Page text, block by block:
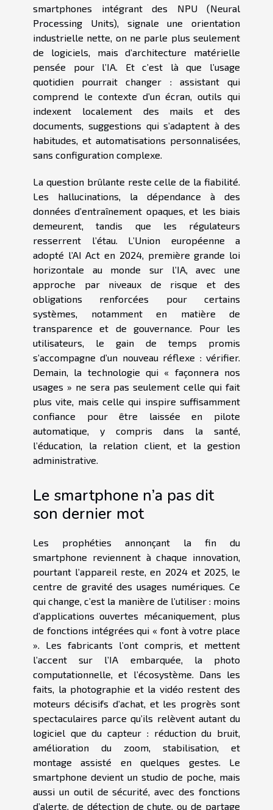
smartphones intégrant des NPU (Neural
Processing Units), signale une orientation
industrielle nette, on ne parle plus seulement
de logiciels, mais d’architecture matérielle
pensée pour l’IA. Et c’est là que l’usage
quotidien pourrait changer : assistant qui
comprend le contexte d’un écran, outils qui
indexent localement des mails et des
documents, suggestions qui s’adaptent à des
habitudes, et automatisations personnalisées,
sans configuration complexe.
La question brûlante reste celle de la fiabilité.
Les hallucinations, la dépendance à des
données d’entraînement opaques, et les biais
demeurent, tandis que les régulateurs
resserrent l’étau. L’Union européenne a
adopté l’AI Act en 2024, première grande loi
horizontale au monde sur l’IA, avec une
approche par niveaux de risque et des
obligations renforcées pour certains
systèmes, notamment en matière de
transparence et de gouvernance. Pour les
utilisateurs, le gain de temps promis
s’accompagne d’un nouveau réflexe : vérifier.
Demain, la technologie qui « façonnera nos
usages » ne sera pas seulement celle qui fait
plus vite, mais celle qui inspire suffisamment
confiance pour être laissée en pilote
automatique, y compris dans la santé,
l’éducation, la relation client, et la gestion
administrative.
Le smartphone n’a pas dit
son dernier mot
Les prophéties annonçant la fin du
smartphone reviennent à chaque innovation,
pourtant l’appareil reste, en 2024 et 2025, le
centre de gravité des usages numériques. Ce
qui change, c’est la manière de l’utiliser : moins
d’applications ouvertes mécaniquement, plus
de fonctions intégrées qui « font à votre place
». Les fabricants l’ont compris, et mettent
l’accent sur l’IA embarquée, la photo
computationnelle, et l’écosystème. Dans les
faits, la photographie et la vidéo restent des
moteurs décisifs d’achat, et les progrès sont
spectaculaires parce qu’ils relèvent autant du
logiciel que du capteur : réduction du bruit,
amélioration du zoom, stabilisation, et
montage assisté en quelques gestes. Le
smartphone devient un studio de poche, mais
aussi un outil de sécurité, avec des fonctions
d’alerte, de détection de chute, ou de partage